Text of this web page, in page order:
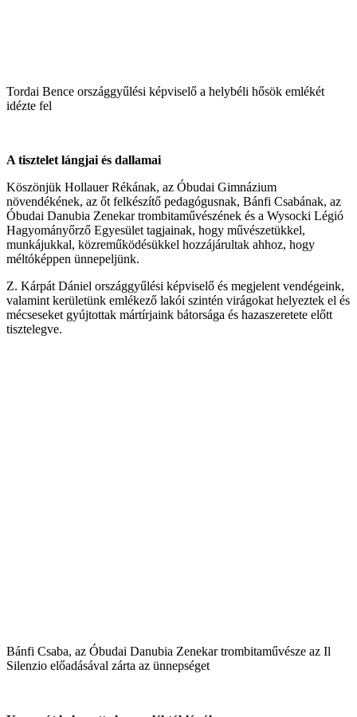
Tordai Bence országgyűlési képviselő a helybéli hősök emlékét
idézte fel
A tisztelet lángjai és dallamai
Köszönjük Hollauer Rékának, az Óbudai Gimnázium
növendékének, az őt felkészítő pedagógusnak, Bánfi Csabának, az
Óbudai Danubia Zenekar trombitaművészének és a Wysocki Légió
Hagyományőrző Egyesület tagjainak, hogy művészetükkel,
munkájukkal, közreműködésükkel hozzájárultak ahhoz, hogy
méltóképpen ünnepeljünk.
Z. Kárpát Dániel országgyűlési képviselő és megjelent vendégeink,
valamint kerületünk emlékező lakói szintén virágokat helyeztek el és
mécseseket gyújtottak mártírjaink bátorsága és hazaszeretete előtt
tisztelegve.
Bánfi Csaba, az Óbudai Danubia Zenekar trombitaművésze az Il
Silenzio előadásával zárta az ünnepséget